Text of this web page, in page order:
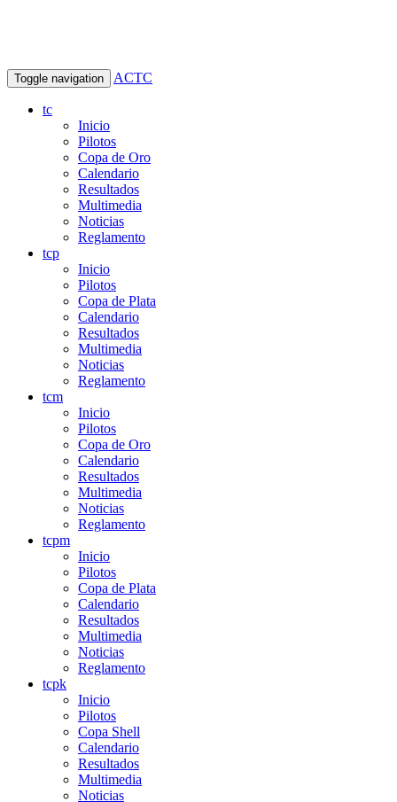
Toggle navigation ACTC
tc
Inicio
Pilotos
Copa de Oro
Calendario
Resultados
Multimedia
Noticias
Reglamento
tcp
Inicio
Pilotos
Copa de Plata
Calendario
Resultados
Multimedia
Noticias
Reglamento
tcm
Inicio
Pilotos
Copa de Oro
Calendario
Resultados
Multimedia
Noticias
Reglamento
tcpm
Inicio
Pilotos
Copa de Plata
Calendario
Resultados
Multimedia
Noticias
Reglamento
tcpk
Inicio
Pilotos
Copa Shell
Calendario
Resultados
Multimedia
Noticias